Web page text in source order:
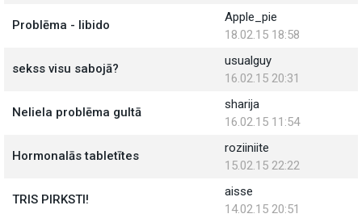
Problēma - libido
Apple_pie
18.02.15 18:58
sekss visu sabojā?
usualguy
16.02.15 20:31
Neliela problēma gultā
sharija
16.02.15 11:54
Hormonalās tabletītes
roziiniite
15.02.15 22:22
TRIS PIRKSTI!
aisse
14.02.15 20:51